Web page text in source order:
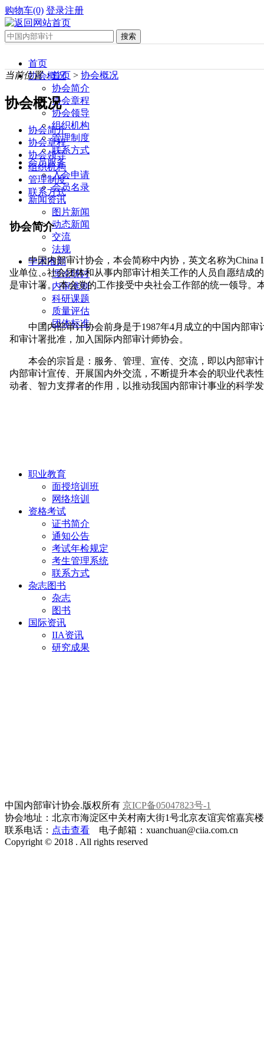
购物车(0) 登录注册
首页
协会概况
协会简介
协会章程
协会领导
组织机构
管理制度
联系方式
会员服务
入会申请
会员名录
新闻资讯
图片新闻
动态新闻
交流
法规
学术准则
理论研讨
内审准则
科研课题
质量评估
团体标准
职业教育
面授培训班
网络培训
资格考试
证书简介
通知公告
考试年检规定
考生管理系统
联系方式
杂志图书
杂志
图书
国际资讯
IIA资讯
研究成果
当前位置：首页 > 协会概况
协会概况
协会简介
协会章程
协会领导
组织机构
管理制度
联系方式
中国内部审计协会.版权所有 京ICP备05047823号-1
协会地址：北京市海淀区中关村南大街1号北京友谊宾馆嘉宾
联系电话： 点击查看 电子邮箱：xuanchuan@ciia.com.cn
Copyright © 2018 . All rights reserved